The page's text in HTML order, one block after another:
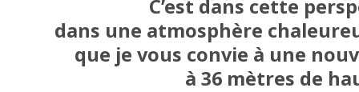
C’est dans cette
dans une atmosphère
que je vous convie à une
à 36 mètres de